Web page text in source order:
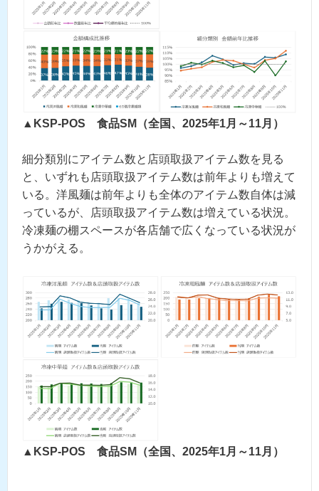
▲KSP-POS 食品SM（全国、2025年1月～11月）
細分類別にアイテム数と店頭取扱アイテム数を見る
と、いずれも店頭取扱アイテム数は前年よりも増えて
いる。洋風麺は前年よりも全体のアイテム数自体は減
っているが、店頭取扱アイテム数は増えている状況。
冷凍麺の棚スペースが各店舗で広くなっている状況が
うかがえる。
▲KSP-POS 食品SM（全国、2025年1月～11月）